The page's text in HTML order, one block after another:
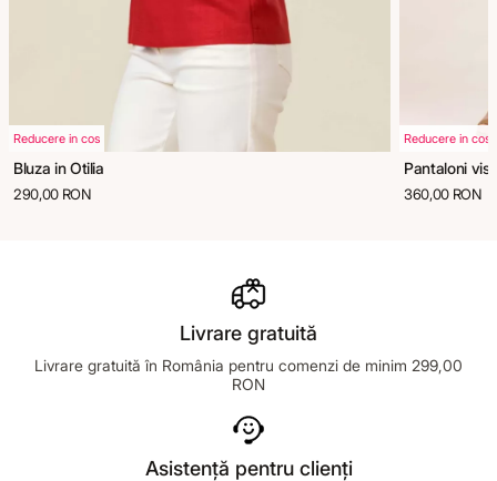
Reducere in cos
Bluza in Otilia
290,00 RON
Reducere in cos
Pantaloni
360,00 RON
Livrare gratuită
Livrare gratuită în România pentru comenzi de minim 299,00
RON
Asistență pentru clienți